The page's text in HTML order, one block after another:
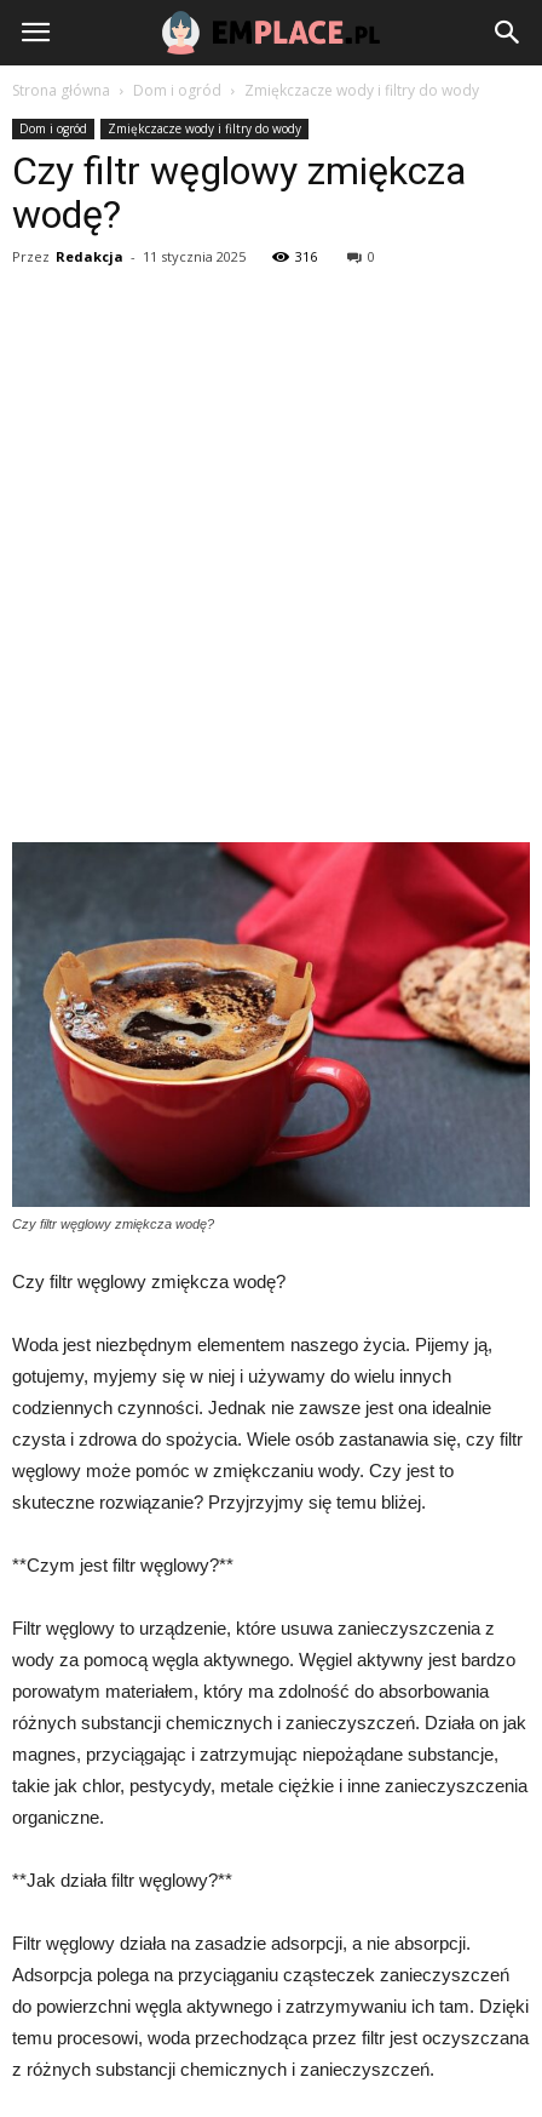
EmPlace.pl
Strona główna Dom i ogród Zmiękczacze wody i filtry do wody
Dom i ogród Zmiękczacze wody i filtry do wody
Czy filtr węglowy zmiękcza
wodę?
Przez Redakcja - 11 stycznia 2025 316 0
Czy filtr węglowy zmiękcza wodę?
Czy filtr węglowy zmiękcza wodę?
Woda jest niezbędnym elementem naszego życia. Pijemy ją,
gotujemy, myjemy się w niej i używamy do wielu innych
codziennych czynności. Jednak nie zawsze jest ona idealnie
czysta i zdrowa do spożycia. Wiele osób zastanawia się, czy filtr
węglowy może pomóc w zmiękczaniu wody. Czy jest to
skuteczne rozwiązanie? Przyjrzyjmy się temu bliżej.
**Czym jest filtr węglowy?**
Filtr węglowy to urządzenie, które usuwa zanieczyszczenia z
wody za pomocą węgla aktywnego. Węgiel aktywny jest bardzo
porowatym materiałem, który ma zdolność do absorbowania
różnych substancji chemicznych i zanieczyszczeń. Działa on jak
magnes, przyciągając i zatrzymując niepożądane substancje,
takie jak chlor, pestycydy, metale ciężkie i inne zanieczyszczenia
organiczne.
**Jak działa filtr węglowy?**
Filtr węglowy działa na zasadzie adsorpcji, a nie absorpcji.
Adsorpcja polega na przyciąganiu cząsteczek zanieczyszczeń
do powierzchni węgla aktywnego i zatrzymywaniu ich tam. Dzięki
temu procesowi, woda przechodząca przez filtr jest oczyszczana
z różnych substancji chemicznych i zanieczyszczeń.